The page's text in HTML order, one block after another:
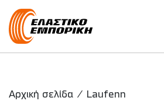
Main Navigation
Αρχική σελίδα / Laufenn